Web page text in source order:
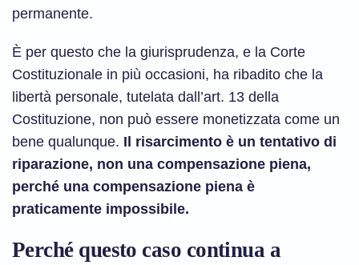
permanente.
È per questo che la giurisprudenza, e la Corte
Costituzionale in più occasioni, ha ribadito che la
libertà personale, tutelata dall’art. 13 della
Costituzione, non può essere monetizzata come un
bene qualunque. Il risarcimento è un tentativo di
riparazione, non una compensazione piena,
perché una compensazione piena è
praticamente impossibile.
Perché questo caso continua a